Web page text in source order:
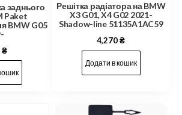
заднього
Paket
BMW G05
₴
Решітка радіатора на BMW
X3 G01, X4 G02 2021-
Shadow-line 51135A1AC59
4,270₴
Додати в кошик